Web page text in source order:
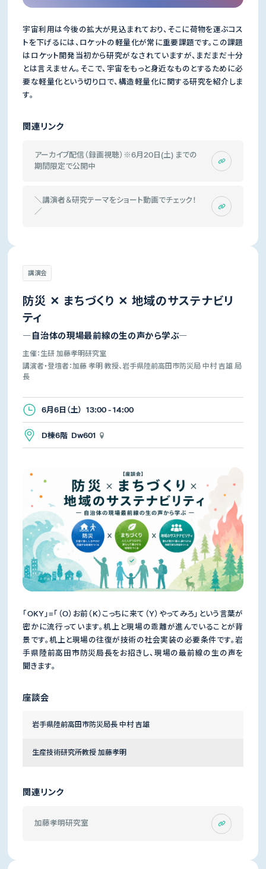
宇宙利用は今後の拡大が見込まれており、そこに荷物を運ぶコス
トを下げるには、ロケットの軽量化が常に重要課題です。この課題
はロケット開発当初から研究がなされていますが、まだまだ十分
とは言えません。そこで、宇宙をもっと身近なものとするために必
要な軽量化という切り口で、構造軽量化に関する研究を紹介しま
す。
関連リンク
アーカイブ配信（録画視聴）※6月20日(土) までの
期間限定で公開中
＼講演者＆研究テーマをショート動画でチェック！
／
講演会
防災 ✕ まちづくり ✕ 地域のサステナビリ
ティ
―自治体の現場最前線の生の声から学ぶ―
主催：生研 加藤孝明研究室
講演者・登壇者：加藤 孝明 教授、岩手県陸前高田市防災局 中村 吉雄 局
長
6月6日（土） 13:00 - 14:00
D棟6階 Dw601
「OKY」=「（O）お前（K）こっちに来て（Y）やってみろ」という言葉が
密かに流行っています。机上と現場の乖離が進んでいることが背
景です。机上と現場の往復が技術の社会実装の必要条件です。岩
手県陸前高田市防災局長をお招きし、現場の最前線の生の声を
聞きます。
座談会
岩手県陸前高田市防災局長 中村 吉雄
生産技術研究所教授 加藤孝明
関連リンク
加藤孝明研究室